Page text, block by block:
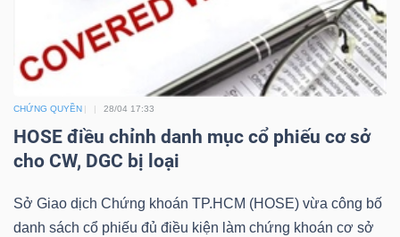
CHỨNG QUYỀN 28/04 17:33
HOSE điều chỉnh danh mục cổ phiếu cơ sở
cho CW, DGC bị loại
Sở Giao dịch Chứng khoán TP.HCM (HOSE) vừa công bố
danh sách cổ phiếu đủ điều kiện làm chứng khoán cơ sở
CỔ
SINH